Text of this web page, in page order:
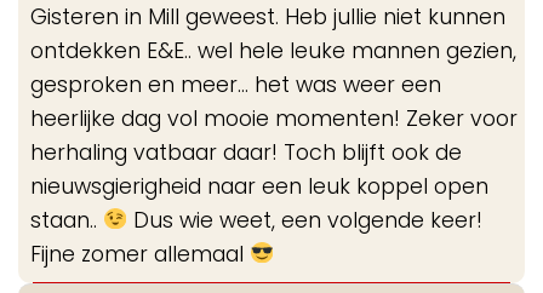
Gisteren in Mill geweest. Heb jullie niet kunnen
ontdekken E&E.. wel hele leuke mannen gezien,
gesproken en meer... het was weer een
heerlijke dag vol mooie momenten! Zeker voor
herhaling vatbaar daar! Toch blijft ook de
nieuwsgierigheid naar een leuk koppel open
staan..
Dus wie weet, een volgende keer!
Fijne zomer allemaal